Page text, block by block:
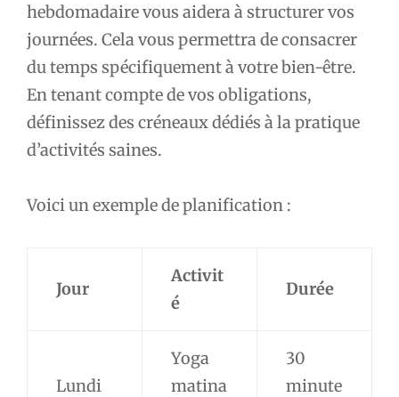
hebdomadaire vous aidera à structurer vos
journées. Cela vous permettra de consacrer
du temps spécifiquement à votre bien-être.
En tenant compte de vos obligations,
définissez des créneaux dédiés à la pratique
d’activités saines.
Voici un exemple de planification :
Jour
Activit
é
Durée
Lundi
Yoga
matina
30
minute